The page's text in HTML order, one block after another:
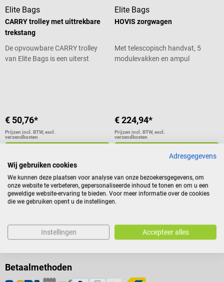
Elite Bags
CARRY trolley met uittrekbare
trekstang
De opvouwbare CARRY trolley
van Elite Bags is een uiterst
die zijn uitgerust met een
bijbehorende
trolleybevestigingsband.
zeer weinig ruimte in beslag, zelfs
in kleinere voertuigen, en kan hij
gemakkelijk in de kofferbak
worden opgeborgen. Indien nodig
is hij snel klaar voor gebruik en
eenvoudiger, zelfs met volgeladen
tassen. Productdetails
uittrekbare trekstang met
schakelaar Ruimtebesparend
€ 50,76*
Prijzen incl. BTW, excl.
verzendkosten
Elite Bags
HOVIS zorgwagen
Met telescopisch handvat, 5
modulevakken en ampul
€ 224,94*
Prijzen incl. BTW, excl.
verzendkosten
Betaalmethoden
Adresgegevens
Wij gebruiken cookies
We kunnen deze plaatsen voor analyse van onze bezoekersgegevens, om
onze website te verbeteren, gepersonaliseerde inhoud te tonen en om u een
geweldige website-ervaring te bieden. Voor meer informatie over de cookies
die we gebruiken opent u de instellingen.
Instellingen Accepteer alles